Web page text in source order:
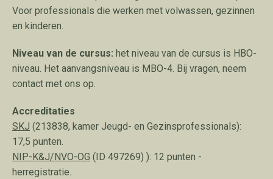
Voor professionals die werken met volwassen, gezinnen
en kinderen.
Niveau van de cursus: het niveau van de cursus is HBO-
niveau. Het aanvangsniveau is MBO-4. Bij vragen, neem
contact met ons op.
Accreditaties
SKJ (213838, kamer Jeugd- en Gezinsprofessionals):
17,5 punten.
NIP-K&J/NVO-OG (ID 497269) ): 12 punten -
herregistratie.